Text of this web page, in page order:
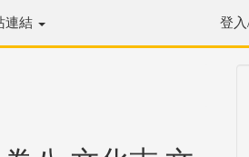
連結 登